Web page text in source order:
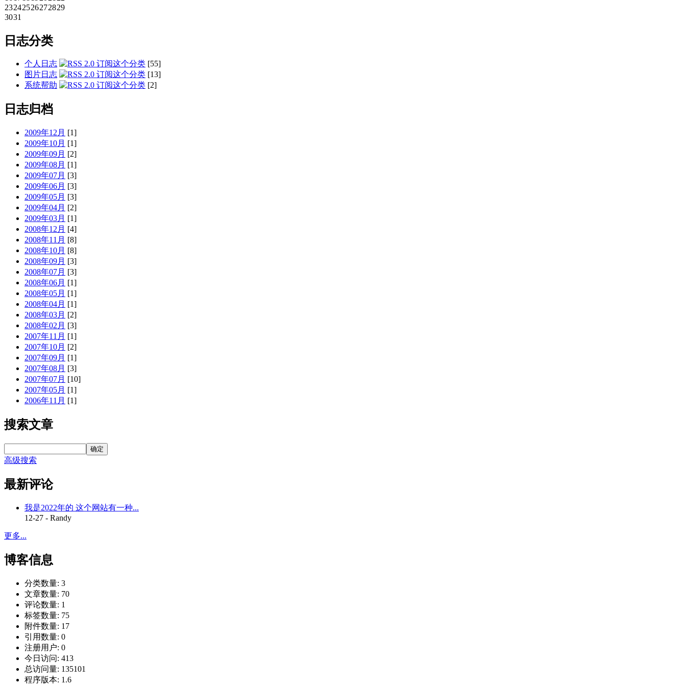
23242526272829
3031
日志分类
个人日志
[55]
图片日志
[13]
系统帮助
[2]
日志归档
2009年12月 [1]
2009年10月 [1]
2009年09月 [2]
2009年08月 [1]
2009年07月 [3]
2009年06月 [3]
2009年05月 [3]
2009年04月 [2]
2009年03月 [1]
2008年12月 [4]
2008年11月 [8]
2008年10月 [8]
2008年09月 [3]
2008年07月 [3]
2008年06月 [1]
2008年05月 [1]
2008年04月 [1]
2008年03月 [2]
2008年02月 [3]
2007年11月 [1]
2007年10月 [2]
2007年09月 [1]
2007年08月 [3]
2007年07月 [10]
2007年05月 [1]
2006年11月 [1]
搜索文章
确定
高级搜索
最新评论
我是2022年的 这个网站有一种...
12-27 - Randy
更多...
博客信息
分类数量: 3
文章数量: 70
评论数量: 1
标签数量: 75
附件数量: 17
引用数量: 0
注册用户: 0
今日访问: 413
总访问量: 135101
程序版本: 1.6